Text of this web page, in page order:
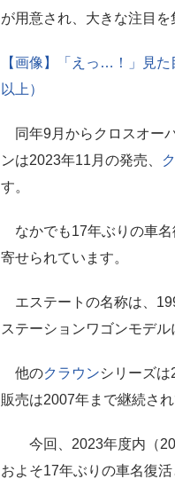
が用意され、大きな注目を
【画像】「えっ…！」見
以上）
同年9月からクロスオー
ンは2023年11月の発売、
す。
なかでも17年ぶりの車名
寄せられています。
エステートの名称は、
ステーションワゴンモデル
他のクラウンシリーズは
販売は2007年まで継続さ
今回、2023年度内（
およそ17年ぶりの車名復活